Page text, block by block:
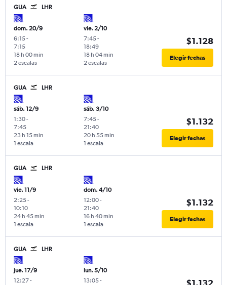
GUA LHR
dom. 20/9
6:15-
7:15
2 escalas
18 h 00 min
vie. 2/10
7:45-
18:49
2 escalas
18 h 04 min
$1.128
Elegir fechas
GUA LHR
sáb. 12/9
1:30-
7:45
1 escala
23 h 15 min
sáb. 3/10
7:45-
21:40
1 escala
20 h 55 min
$1.132
Elegir fechas
GUA LHR
vie. 11/9
2:25-
10:10
1 escala
24 h 45 min
dom. 4/10
12:00-
21:40
1 escala
16 h 40 min
$1.132
Elegir fechas
GUA LHR
jue. 17/9
12:27-
lun. 5/10
13:05-
$1.132